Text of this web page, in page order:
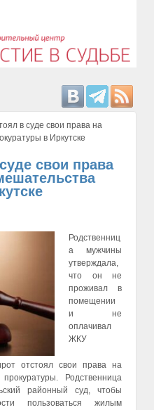
в суде свои права на
в Иркутске
свои права
Родственниц
а мужчины
утверждала,
что он не
проживал в
помещении
и не
оплачивал
ЖКУ
отстоял свои права на
Родственница
районный суд, чтобы
пользоваться жилым